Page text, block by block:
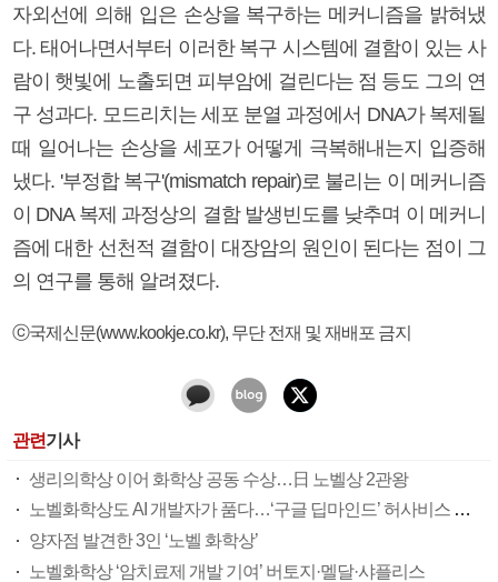
자외선에 의해 입은 손상을 복구하는 메커니즘을 밝혀냈
다. 태어나면서부터 이러한 복구 시스템에 결함이 있는 사
람이 햇빛에 노출되면 피부암에 걸린다는 점 등도 그의 연
구 성과다. 모드리치는 세포 분열 과정에서 DNA가 복제될
때 일어나는 손상을 세포가 어떻게 극복해내는지 입증해
냈다. '부정합 복구'(mismatch repair)로 불리는 이 메커니즘
이 DNA 복제 과정상의 결함 발생빈도를 낮추며 이 메커니
즘에 대한 선천적 결함이 대장암의 원인이 된다는 점이 그
의 연구를 통해 알려졌다.
ⓒ국제신문(www.kookje.co.kr), 무단 전재 및 재배포 금지
관련기사
생리의학상 이어 화학상 공동 수상…日 노벨상 2관왕
노벨화학상도 AI 개발자가 품다…‘구글 딥마인드’ 허사비스 등 3인
양자점 발견한 3인 ‘노벨 화학상’
노벨화학상 ‘암치료제 개발 기여’ 버토지·멜달·샤플리스